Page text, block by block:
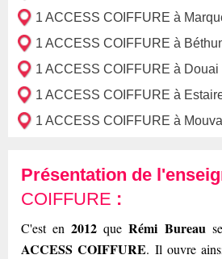
1 ACCESS COIFFURE à
1 ACCESS COIFFURE à
1 ACCESS COIFFURE à Douai
1 ACCESS COIFFURE à
1 ACCESS COIFFURE à
Présentation de
COIFFURE :
C'est en2012 queRémi Bureau
ACCESS COIFFURE. Il ouvre